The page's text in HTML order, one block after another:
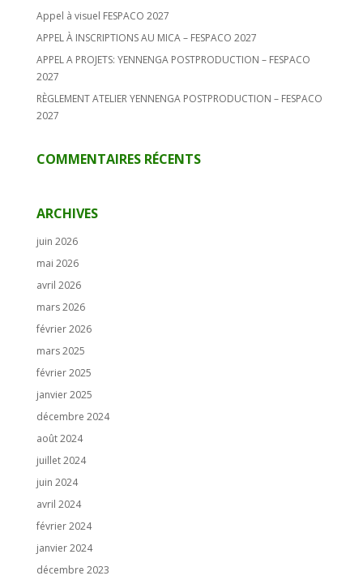
Appel à visuel FESPACO 2027
APPEL À INSCRIPTIONS AU MICA – FESPACO 2027
APPEL A PROJETS: YENNENGA POSTPRODUCTION – FESPACO
2027
RÈGLEMENT ATELIER YENNENGA POSTPRODUCTION – FESPACO
2027
COMMENTAIRES RÉCENTS
ARCHIVES
juin 2026
mai 2026
avril 2026
mars 2026
février 2026
mars 2025
février 2025
janvier 2025
décembre 2024
août 2024
juillet 2024
juin 2024
avril 2024
février 2024
janvier 2024
décembre 2023